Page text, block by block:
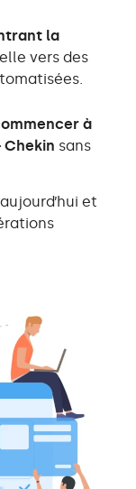
la
vers des
à
Chekin sans
et